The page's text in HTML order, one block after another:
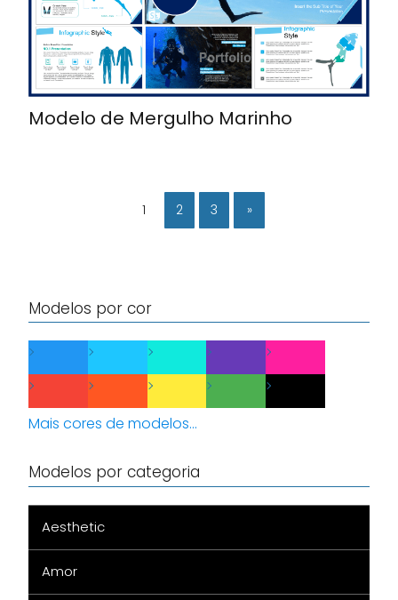
Modelo de Mergulho Marinho
1 2 3 »
Modelos por cor
Mais cores de modelos...
Modelos por categoria
Aesthetic
Amor